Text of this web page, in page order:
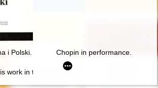
i Polski. Siedem szkicówChopin in performance.
work in the context of culture. Vol 1